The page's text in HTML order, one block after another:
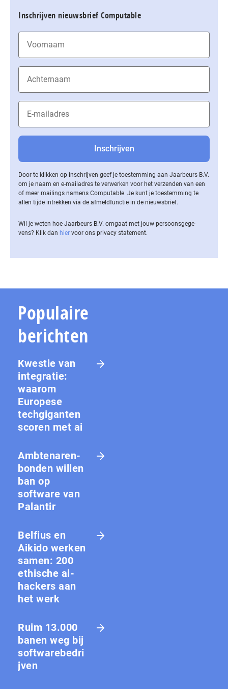
Inschrijven nieuwsbrief Computable
Door te klikken op inschrijven geef je toestemming aan Jaarbeurs B.V.
om je naam en e-mailadres te verwerken voor het verzenden van een
of meer mailings namens Computable. Je kunt je toestemming te
allen tijde intrekken via de af­meld­func­tie in de nieuwsbrief.
Wil je weten hoe Jaarbeurs B.V. omgaat met jouw per­soons­ge­ge­
vens? Klik dan hier voor ons privacy statement.
Populaire
berichten
Kwestie van
integratie:
waarom
Europese
techgiganten
scoren met ai
Amb­te­na­ren­
bon­den willen
ban op
software van
Palantir
Belfius en
Aikido werken
samen: 200
ethische ai-
hackers aan
het werk
Ruim 13.000
banen weg bij
softwarebedri
jven